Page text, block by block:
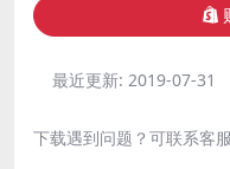
最近更新: 2019-07-31
下载遇到问题？可联系客